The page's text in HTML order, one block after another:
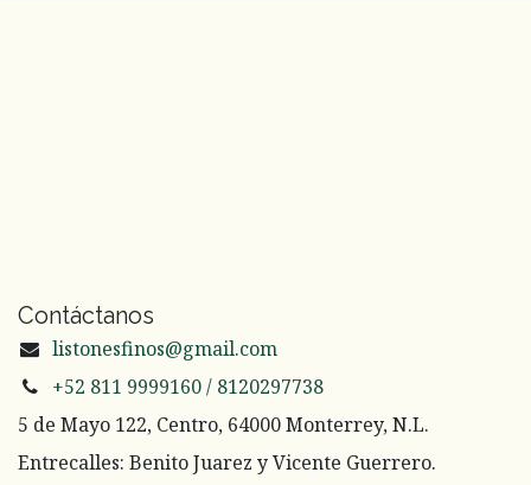
Contáctanos
listonesfinos@gmail.com
+52 811 9999160 / 8120297738
5 de Mayo 122, Centro, 64000 Monterrey, N.L.
Entrecalles: Benito Juarez y Vicente Guerrero.